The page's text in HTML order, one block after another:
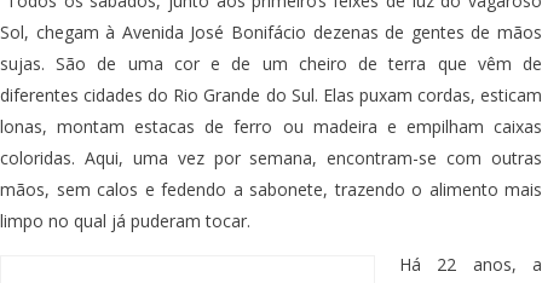
Sol, chegam à Avenida José Bonifácio dezenas de gentes de mãos
sujas. São de uma cor e de um cheiro de terra que vêm de
diferentes cidades do Rio Grande do Sul. Elas puxam cordas, esticam
lonas, montam estacas de ferro ou madeira e empilham caixas
coloridas. Aqui, uma vez por semana, encontram-se com outras
mãos, sem calos e fedendo a sabonete, trazendo o alimento mais
limpo no qual já puderam tocar.
Há 22 anos, a